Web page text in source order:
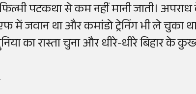
पटकथा से कम नहीं मानी जाती।
जवान था और कमांडो ट्रेनिंग भी ले चुका
का रास्ता चुना और धीरे-धीरे बिहार के